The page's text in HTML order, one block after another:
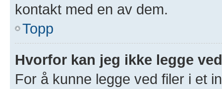
kontakt med en av dem.
Topp
Hvorfor kan jeg ikke legge
For å kunne legge ved filer i et